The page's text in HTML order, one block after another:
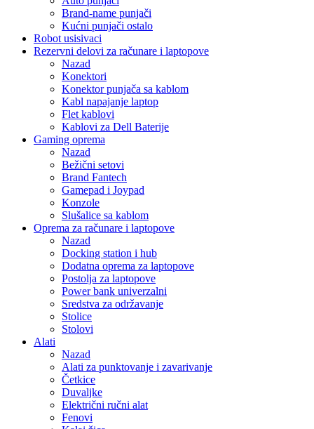
Brand-name punjači
Kućni punjači ostalo
Robot usisivaci
Rezervni delovi za računare i laptopove
Nazad
Konektori
Konektor punjača sa kablom
Kabl napajanje laptop
Flet kablovi
Kablovi za Dell Baterije
Gaming oprema
Nazad
Bežični setovi
Brand Fantech
Gamepad i Joypad
Konzole
Slušalice sa kablom
Oprema za računare i laptopove
Nazad
Docking station i hub
Dodatna oprema za laptopove
Postolja za laptopove
Power bank univerzalni
Sredstva za održavanje
Stolice
Stolovi
Alati
Nazad
Alati za punktovanje i zavarivanje
Četkice
Duvaljke
Električni ručni alat
Fenovi